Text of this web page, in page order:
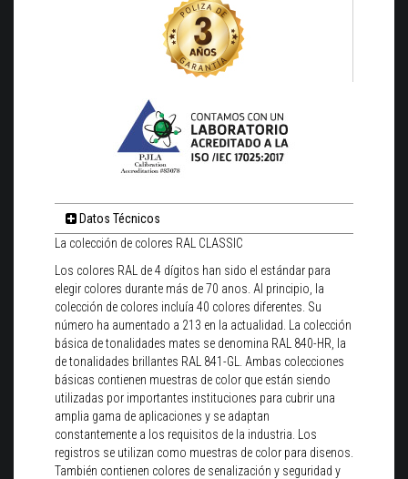
Datos Técnicos
La colección de colores RAL CLASSIC
Los colores RAL de 4 dígitos han sido el estándar para
elegir colores durante más de 70 anos. Al principio, la
colección de colores incluía 40 colores diferentes. Su
número ha aumentado a 213 en la actualidad. La colección
básica de tonalidades mates se denomina RAL 840-HR, la
de tonalidades brillantes RAL 841-GL. Ambas colecciones
básicas contienen muestras de color que están siendo
utilizadas por importantes instituciones para cubrir una
amplia gama de aplicaciones y se adaptan
constantemente a los requisitos de la industria. Los
registros se utilizan como muestras de color para disenos.
También contienen colores de senalización y seguridad y